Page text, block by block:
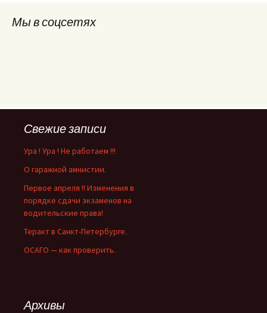
Мы в соцсетях
Свежие записи
Ура ! Ура ! Не работаем !!!
О гаражной амнистии.
Первое апреля !! Изменения в
порядке сдачи экзаменов на
водительские права!
Теракт в Санкт-Петербурге.
ОСАГО — как проверить.
Архивы